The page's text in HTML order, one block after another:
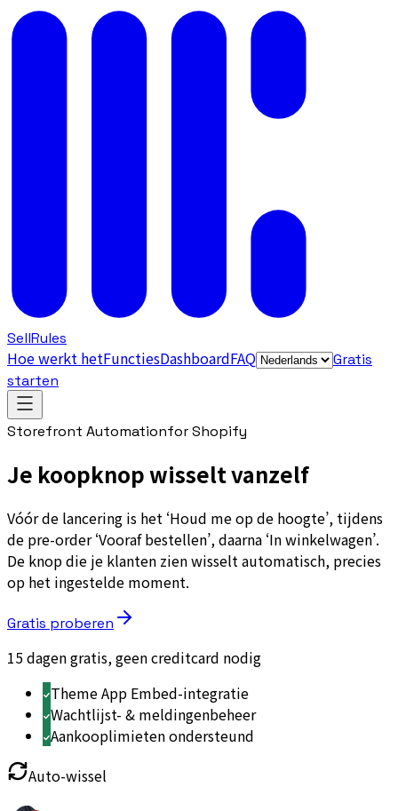
SellRules
Hoe werkt hetFunctiesDashboardFAQ
Gratis
starten
Storefront Automationfor Shopify
Je koopknop wisselt vanzelf
Vóór de lancering is het ‘Houd me op de hoogte’, tijdens
de pre-order ‘Vooraf bestellen’, daarna ‘In winkelwagen’.
De knop die je klanten zien wisselt automatisch, precies
op het ingestelde moment.
Gratis proberen
15 dagen gratis, geen creditcard nodig
Theme App Embed-integratie
Wachtlijst- & meldingenbeheer
Aankooplimieten ondersteund
Auto-wissel